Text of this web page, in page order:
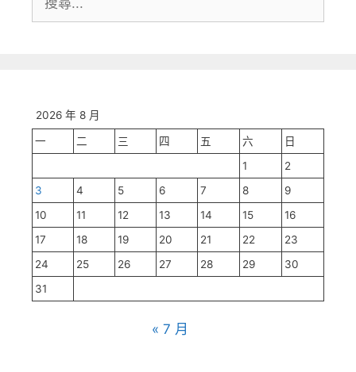
尋:
2026 年 8 月
一 二 三 四 五 六
日
1
2
3
4 5 6 7 8
9
10
11 12 13 14 15
16
17
18 19 20 21 22
23
24
25 26 27 28 29
30
31
« 7 月